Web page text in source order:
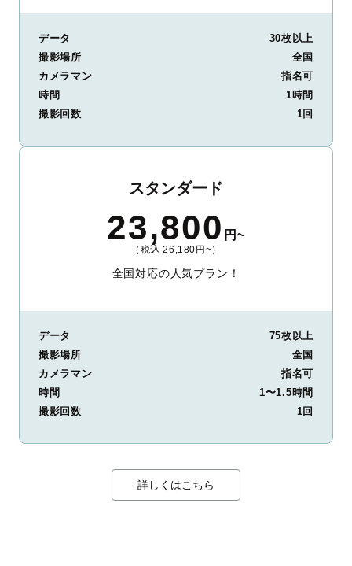
データ
30枚以上
撮影場所
全国
カメラマン
指名可
時間
1時間
撮影回数
1回
スタンダード
23,800 円~
（税込 26,180円~）
全国対応の人気プラン！
データ
75枚以上
撮影場所
全国
カメラマン
指名可
時間
1〜1.5時間
撮影回数
1回
詳しくはこちら